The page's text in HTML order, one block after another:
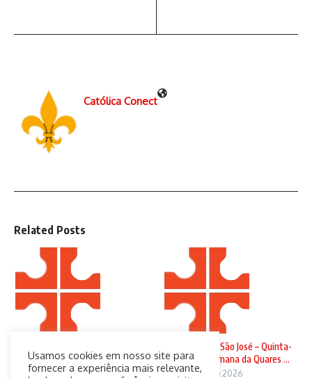
Católica Conect
Related Posts
29 de março de 2026
Solenidade de São José – Quinta-
feira da 4ª Semana da Quares ...
19 de março de 2026
Usamos cookies em nosso site para
fornecer a experiência mais relevante,